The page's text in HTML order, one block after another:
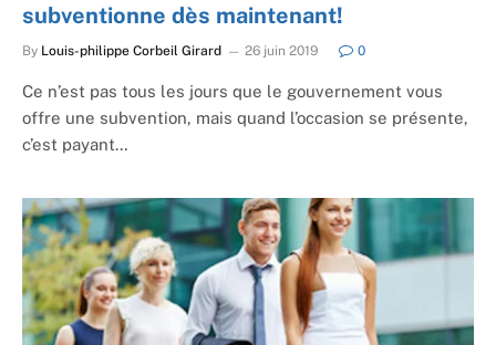
subventionne dès maintenant!
By Louis-philippe Corbeil Girard 26 juin 2019 0
Ce n’est pas tous les jours que le gouvernement vous
offre une subvention, mais quand l’occasion se présente,
c’est payant…